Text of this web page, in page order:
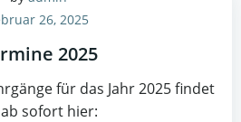
26, 2025
2025
für das Jahr 2025 findet
sofort hier: